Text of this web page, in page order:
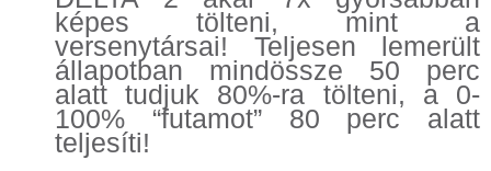
képes tölteni, mint a
versenytársai! Teljesen lemerült
állapotban mindössze 50 perc
alatt tudjuk 80%-ra tölteni, a 0-
100% “futamot” 80 perc alatt
teljesíti!